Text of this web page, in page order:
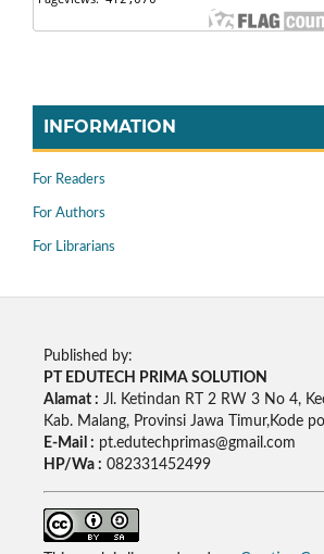
INFORMATION
For Readers
For Authors
For Librarians
Published by:
PT EDUTECH PRIMA SOLUTION
Alamat : Jl. Ketindan RT 2 RW 3 No 4,
Kab. Malang, Provinsi Jawa Timur,Kode
E-Mail : pt.edutechprimas@gmail.com
HP/Wa : 082331452499